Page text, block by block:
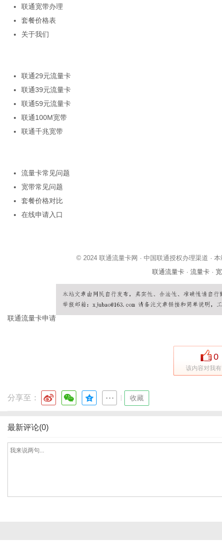
联通宽带办理
套餐价格表
关于我们
联通29元流量卡
联通39元流量卡
联通59元流量卡
联通100M宽带
联通千兆宽带
流量卡常见问题
宽带常见问题
套餐价格对比
在线申请入口
© 2024 联通流量卡网 · 中国联通授权办理渠道 ·
联通流量卡 · 流量卡 ·
联通流量卡申请
0
该内容对我
分享至： 收藏
最新评论(0)